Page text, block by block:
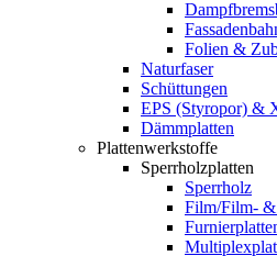
Folien &
Naturfaser
Schüttungen
EPS (Styropor) &
Dämmplatten
Plattenwerkstoffe
Sperrholzplatten
Sperrholz
Film/Film- &